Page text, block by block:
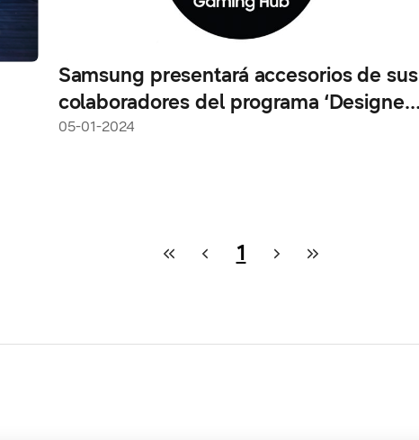
Samsung presentará accesorios de sus
colaboradores del programa ‘Designed
for Samsung Gaming Hub’ en CES
05-01-2024
1